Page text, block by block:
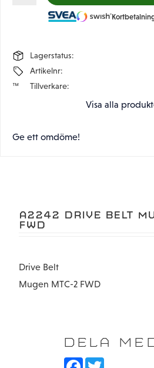
Lagerstatus
Artikelnr
Tillverkare
Visa alla
Ge ett omdöme!
A2242 DRIVE BELT
FWD
Drive Belt
Mugen MTC-2 FWD
DELA
F
T